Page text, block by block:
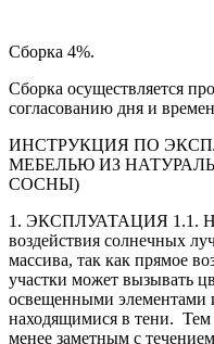
Сборка 4%.
Сборка осуществляется
согласованию дня и
ИНСТРУКЦИЯ ПО
МЕБЕЛЬЮ ИЗ
СОСНЫ)
1. ЭКСПЛУАТАЦИЯ 1.1.
воздействия солнечных
массива, так как прямое
участки может вызывать
освещенными элементами
находящимися в тени. Тем
менее заметным с